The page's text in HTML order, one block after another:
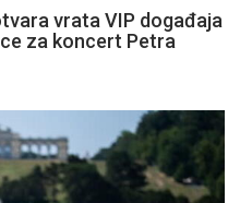
vrata VIP događaja
za koncert Petra